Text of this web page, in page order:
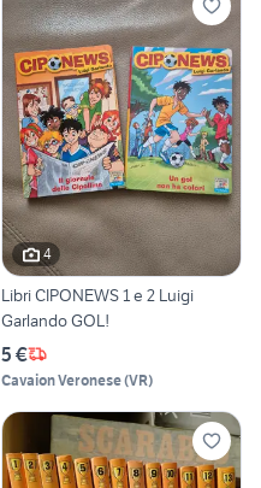
4
Libri CIPONEWS 1 e 2 Luigi
Garlando GOL!
5 €
Cavaion Veronese(VR)